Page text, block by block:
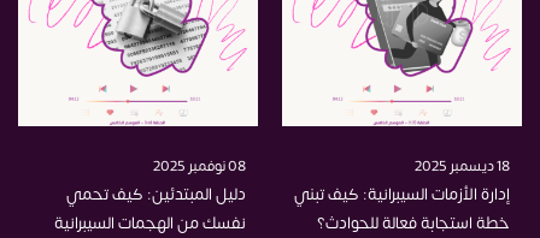
18 ديسمبر 2025
إدارة الأزمات السيبرانية: كيف تبني
خطة استجابة فعالة للحوادث؟
08 نوفمبر 2025
دليل المبتدئين: كيف تحمي
نفسك من الهجمات السيبرانية